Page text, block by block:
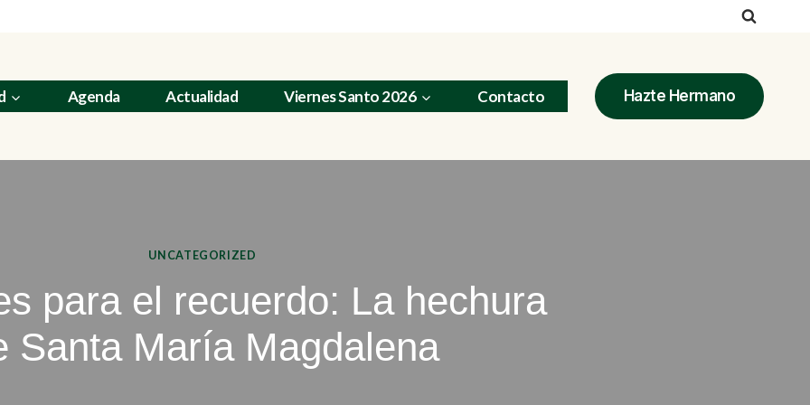
Agenda Actualidad Viernes Santo 2026 Contacto Hazte Hermano
UNCATEGORIZED
para el recuerdo: La hechura
Santa María Magdalena